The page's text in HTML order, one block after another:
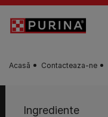
Skip to main content
Acasă Contacteaza-ne
Ingrediente